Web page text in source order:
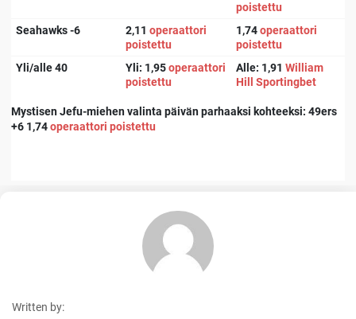
poistettu
Seahawks -6
2,11 operaattori
poistettu
1,74operaattori
poistettu
Yli/alle 40
Yli: 1,95operaattori
poistettu
Alle: 1,91 William
Hill
Sportingbet
Mystisen Jefu-miehen valinta päivän parhaaksi kohteeksi: 49ers
+6 1,74operaattori poistettu
Written by: